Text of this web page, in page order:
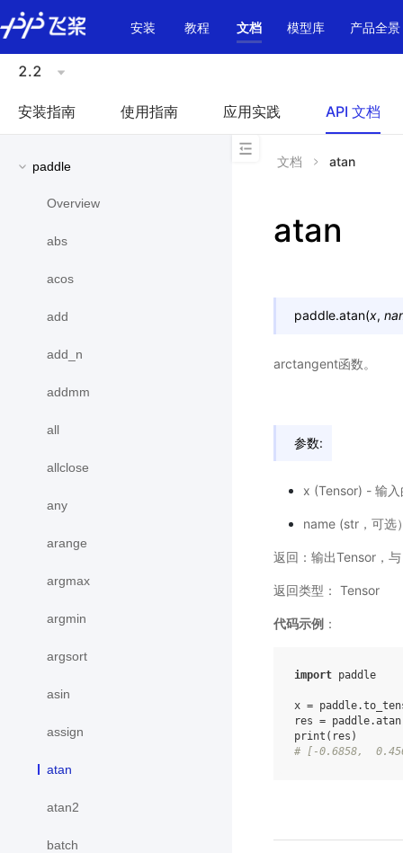
\u200E
安装
教程 文档 模型库 产品全景
2.2
安装指南 使用指南 应用实践 API 文档
paddle
Overview
abs
acos
add
add_n
addmm
all
allclose
any
arange
argmax
argmin
argsort
asin
assign
atan
atan2
batch
文档 atan
atan
paddle.atan(x,
arctangent函数。
参数:
x (Tensor) - 输
name (str，可选
返回：输出Tensor，
返回类型： Tensor
代码示例 ：
import paddle
x = paddle.
res = paddle.atan
print ( res )
# [-0.6858,